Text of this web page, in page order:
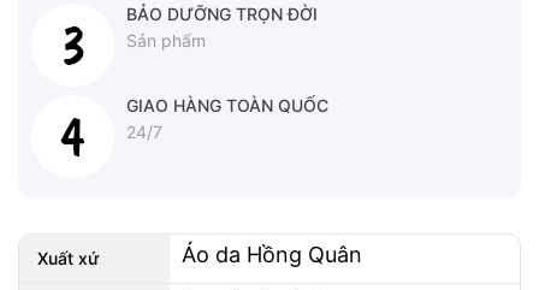
BẢO DƯỠNG TRỌN ĐỜI
Sản phẩm
GIAO HÀNG TOÀN QUỐC
24/7
Xuất xứ Áo da Hồng Quân